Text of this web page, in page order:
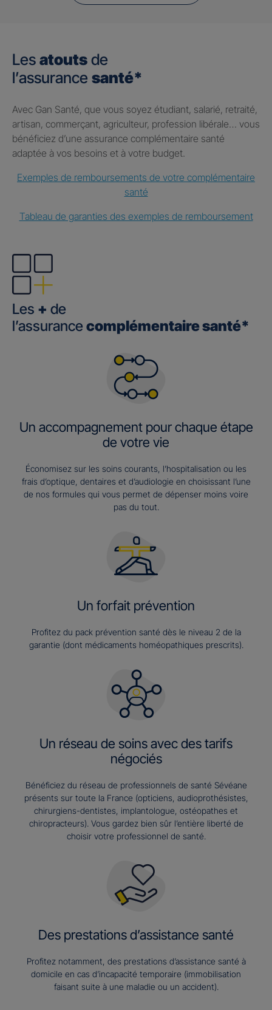
Les atouts de
l’assurance santé*
Avec Gan Santé, que vous soyez étudiant, salarié, retraité,
artisan, commerçant, agriculteur, profession libérale… vous
bénéficiez d’une assurance complémentaire santé
adaptée à vos besoins et à votre budget.
Exemples de remboursements de votre complémentaire
santé
Tableau de garanties des exemples de remboursement
Les + de
l’assurance complémentaire santé*
Un accompagnement pour chaque étape
de votre vie
Économisez sur les soins courants, l’hospitalisation ou les
frais d’optique, dentaires et d’audiologie en choisissant l’une
de nos formules qui vous permet de dépenser moins voire
pas du tout.
Un forfait prévention
Profitez du pack prévention santé dès le niveau 2 de la
garantie (dont médicaments homéopathiques prescrits).
Un réseau de soins avec des tarifs
négociés
Bénéficiez du réseau de professionnels de santé Sévéane
présents sur toute la France (opticiens, audioprothésistes,
chirurgiens-dentistes, implantologue, ostéopathes et
chiropracteurs). Vous gardez bien sûr l’entière liberté de
choisir votre professionnel de santé.
Des prestations d’assistance santé
Profitez notamment, des prestations d’assistance santé à
domicile en cas d’incapacité temporaire (immobilisation
faisant suite à une maladie ou un accident).